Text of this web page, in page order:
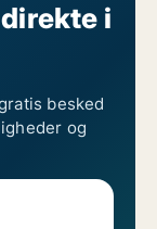
i
besked
og